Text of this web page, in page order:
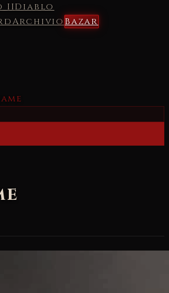
IIDiablo
ArchivioBazar